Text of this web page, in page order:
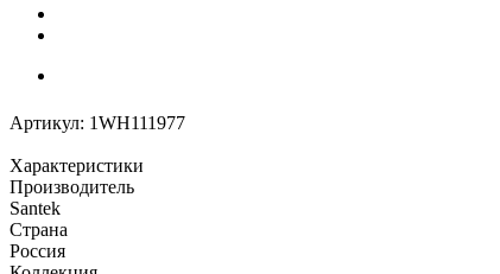
Артикул: 1WH111977
Характеристики
Производитель
Santek
Страна
Россия